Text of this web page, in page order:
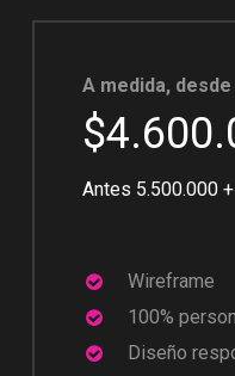
A medida, desde
Antes 5.500.000
Wireframe
100%
Diseño